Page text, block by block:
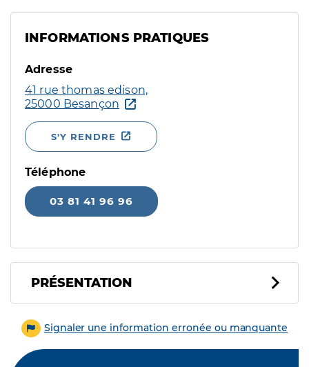
INFORMATIONS PRATIQUES
Adresse
41 rue thomas edison,
25000 Besançon
S'Y RENDRE
Téléphone
03 81 41 96 96
PRÉSENTATION
Signaler une information erronée ou manquante